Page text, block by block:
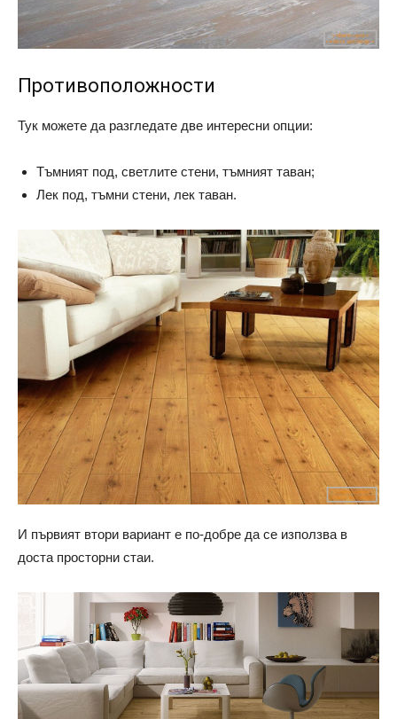
Противоположности
Тук можете да разгледате две интересни опции:
Тъмният под, светлите стени, тъмният таван;
Лек под, тъмни стени, лек таван.
И първият втори вариант е по-добре да се използва в
доста просторни стаи.